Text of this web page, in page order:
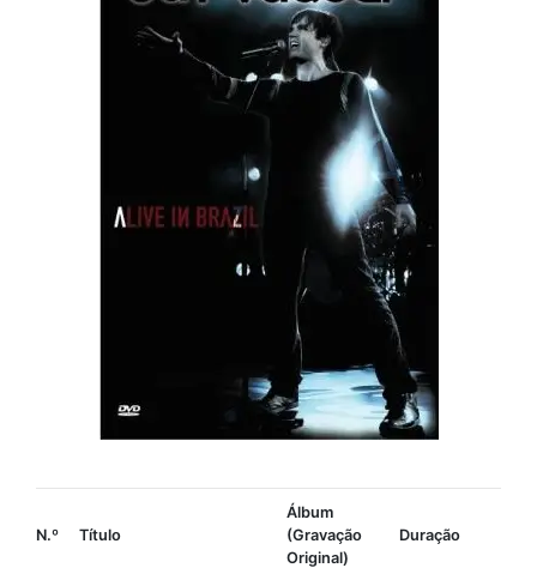
N.º Título
Álbum
(Gravação
Original)
Duração